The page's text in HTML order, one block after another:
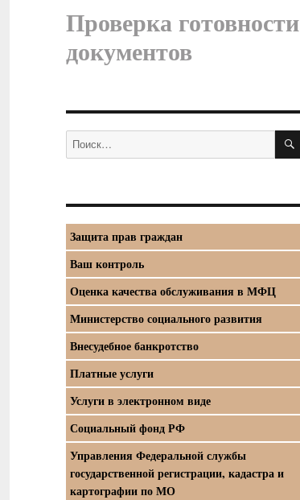
Проверка готовности
документов
Искать:
Защита прав граждан
Ваш контроль
Оценка качества обслуживания в МФЦ
Министерство социального развития
Внесудебное банкротство
Платные услуги
Услуги в электронном виде
Социальный фонд РФ
Управления Федеральной службы
государственной регистрации, кадастра и
картографии по МО